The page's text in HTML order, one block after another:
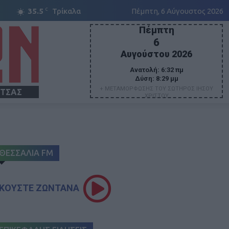
35.5 C Τρίκαλα Πέμπτη, 6 Αύγουστος 2026
Πέμπτη
6
Αυγούστου 2026
Ανατολή: 6:32 πμ
Δύση: 8:29 μμ
+ ΜΕΤΑΜΟΡΦΩΣΗΣ ΤΟΥ ΣΩΤΗΡΟΣ ΙΗΣΟΥ
ΧΡΙΣΤΟΥ
ΘΕΣΣΑΛΙΑ FM
ΖΩΝΤΑΝΑ